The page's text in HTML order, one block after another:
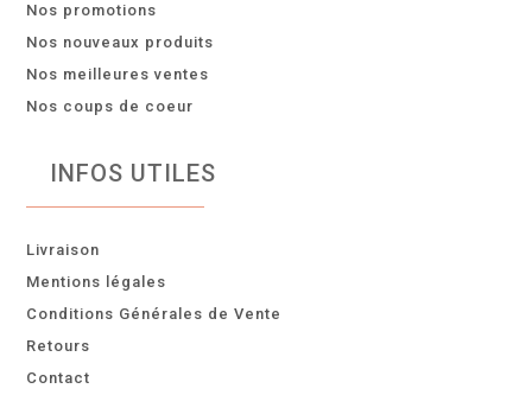
Nos promotions
Nos nouveaux produits
Nos meilleures ventes
Nos coups de coeur
INFOS UTILES
Livraison
Mentions légales
Conditions Générales de Vente
Retours
Contact